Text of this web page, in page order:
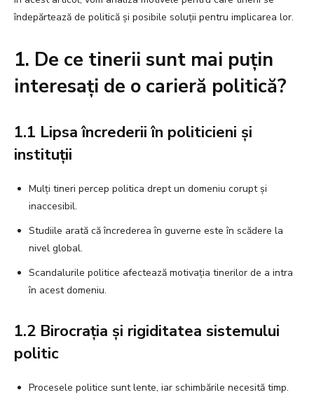
îndepărtează de politică și posibile soluții pentru implicarea lor.
1. De ce tinerii sunt mai puțin
interesați de o carieră politică?
1.1 Lipsa încrederii în politicieni și
instituții
Mulți tineri percep politica drept un domeniu corupt și
inaccesibil.
Studiile arată că încrederea în guverne este în scădere la
nivel global.
Scandalurile politice afectează motivația tinerilor de a intra
în acest domeniu.
1.2 Birocrația și rigiditatea sistemului
politic
Procesele politice sunt lente, iar schimbările necesită timp.